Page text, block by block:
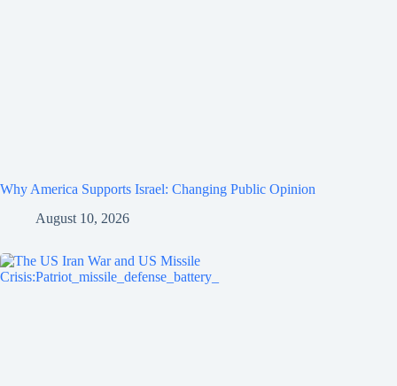
Why America Supports Israel: Changing Public Opinion
August 10, 2026